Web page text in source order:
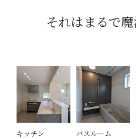
それはまるで